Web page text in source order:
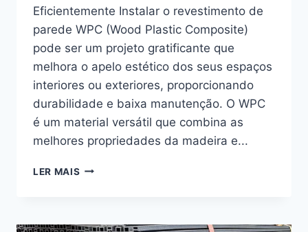
Eficientemente Instalar o revestimento de
parede WPC (Wood Plastic Composite)
pode ser um projeto gratificante que
melhora o apelo estético dos seus espaços
interiores ou exteriores, proporcionando
durabilidade e baixa manutenção. O WPC
é um material versátil que combina as
melhores propriedades da madeira e...
LER MAIS COMO
DE